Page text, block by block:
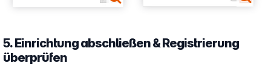
5. Einrichtung abschließen & Registrierung
überprüfen